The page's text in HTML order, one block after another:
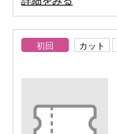
初回 カット